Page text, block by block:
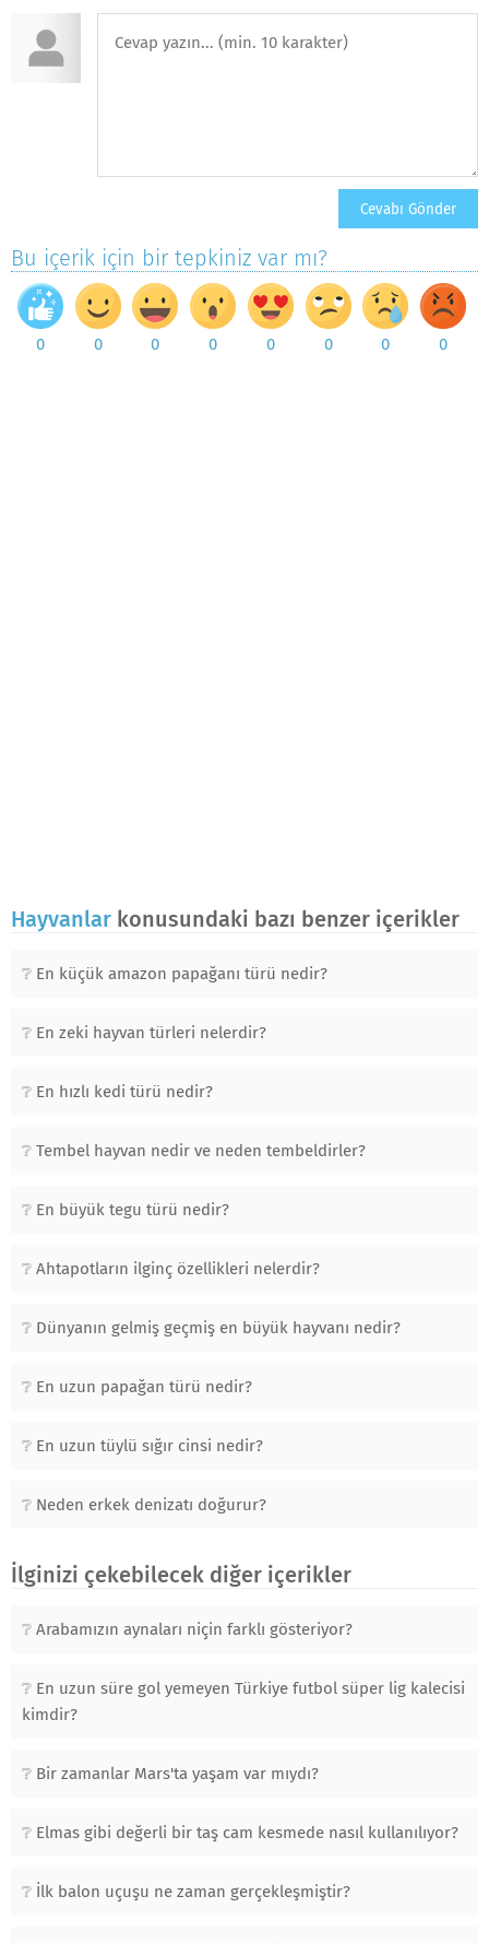
Bu içerik için bir tepkiniz var mı?
0 0 0 0 0 0 0 0
Hayvanlar konusundaki bazı benzer içerikler
En küçük amazon papağanı türü nedir?
En zeki hayvan türleri nelerdir?
En hızlı kedi türü nedir?
Tembel hayvan nedir ve neden tembeldirler?
En büyük tegu türü nedir?
Ahtapotların ilginç özellikleri nelerdir?
Dünyanın gelmiş geçmiş en büyük hayvanı nedir?
En uzun papağan türü nedir?
En uzun tüylü sığır cinsi nedir?
Neden erkek denizatı doğurur?
İlginizi çekebilecek diğer içerikler
Arabamızın aynaları niçin farklı gösteriyor?
En uzun süre gol yemeyen Türkiye futbol süper lig kalecisi
kimdir?
Bir zamanlar Mars'ta yaşam var mıydı?
Elmas gibi değerli bir taş cam kesmede nasıl kullanılıyor?
İlk balon uçuşu ne zaman gerçekleşmiştir?